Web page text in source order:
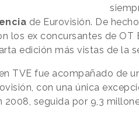
de Eurovisión. De
los ex concursantes de OT
edición más vistas de la
TVE fue acompañado de
con una única
2008, seguida por 9,3